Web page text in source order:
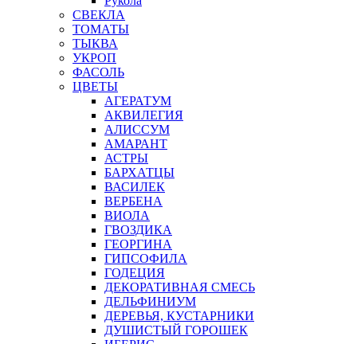
СВЕКЛА
ТОМАТЫ
ТЫКВА
УКРОП
ФАСОЛЬ
ЦВЕТЫ
АГЕРАТУМ
АКВИЛЕГИЯ
АЛИССУМ
АМАРАНТ
АСТРЫ
БАРХАТЦЫ
ВАСИЛЕК
ВЕРБЕНА
ВИОЛА
ГВОЗДИКА
ГЕОРГИНА
ГИПСОФИЛА
ГОДЕЦИЯ
ДЕКОРАТИВНАЯ СМЕСЬ
ДЕЛЬФИНИУМ
ДЕРЕВЬЯ, КУСТАРНИКИ
ДУШИСТЫЙ ГОРОШЕК